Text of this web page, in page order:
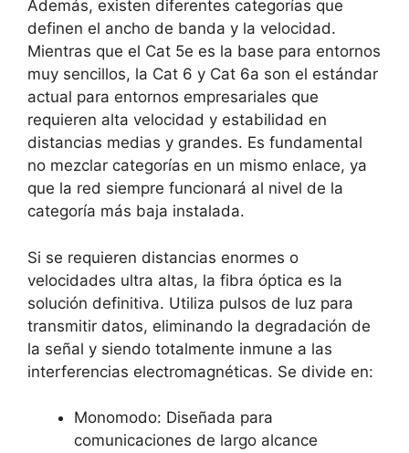
Además, existen diferentes categorías que
definen el ancho de banda y la velocidad.
Mientras que el Cat 5e es la base para entornos
muy sencillos, la Cat 6 y Cat 6a son el estándar
actual para entornos empresariales que
requieren alta velocidad y estabilidad en
distancias medias y grandes. Es fundamental
no mezclar categorías en un mismo enlace, ya
que la red siempre funcionará al nivel de la
categoría más baja instalada.
Si se requieren distancias enormes o
velocidades ultra altas, la fibra óptica es la
solución definitiva. Utiliza pulsos de luz para
transmitir datos, eliminando la degradación de
la señal y siendo totalmente inmune a las
interferencias electromagnéticas. Se divide en:
Monomodo: Diseñada para
comunicaciones de largo alcance